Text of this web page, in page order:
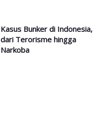
Kasus Bunker di Indonesia,
dari Terorisme hingga
Narkoba